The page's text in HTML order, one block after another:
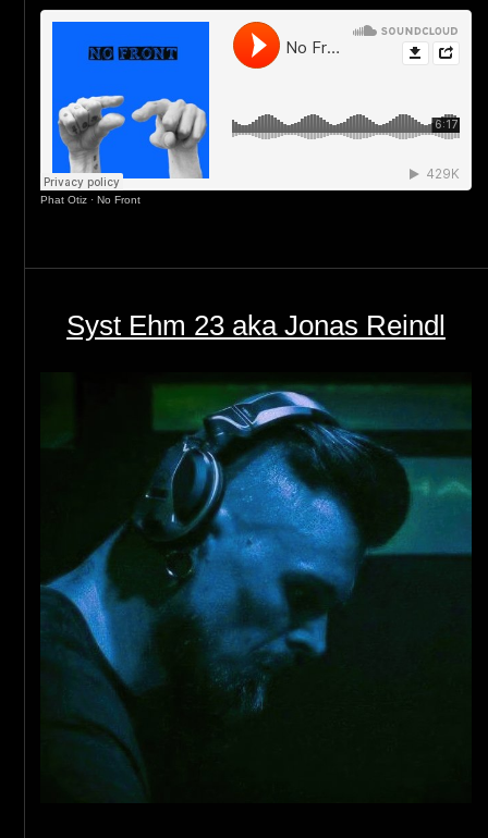
Phat Otiz · No Front
Syst Ehm 23 aka Jonas Reindl